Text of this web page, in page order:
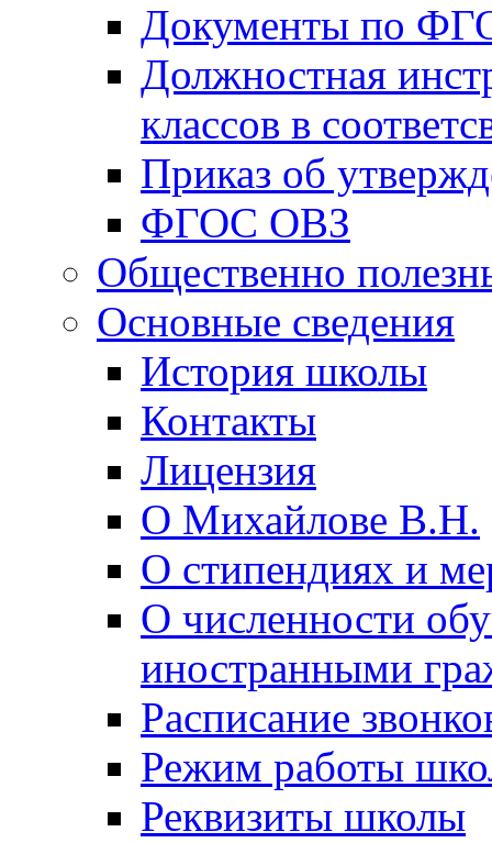
Документы по
Должностная
классов в
Приказ об
ФГОС ОВЗ
Общественно
Основные сведения
История школы
Контакты
Лицензия
О Михайлове В.Н.
О стипендиях и
О численности
иностранными
Расписание
Режим работы
Реквизиты школы